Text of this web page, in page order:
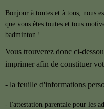
Bonjour à toutes et à tous, nous
que vous êtes toutes et tous
badminton !
Vous trouverez donc ci-
imprimer afin de constituer
- la feuille d'informations
- l'attestation parentale pour les